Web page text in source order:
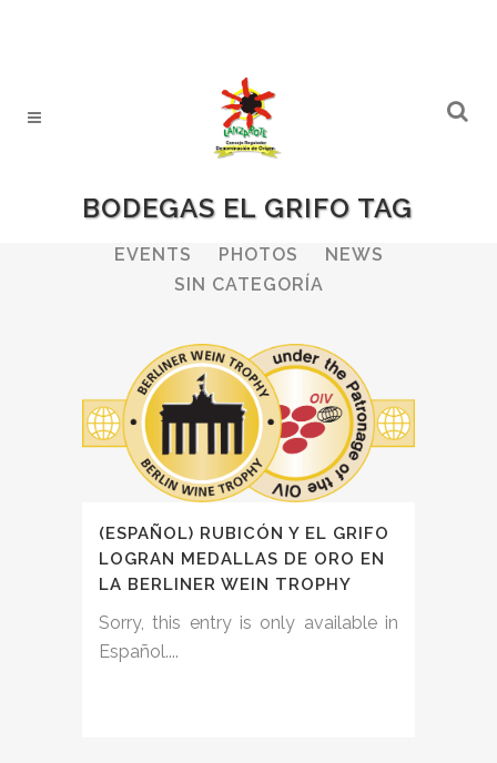
BODEGAS EL GRIFO TAG
ALL WINERIES
BULLETIN
EVENTS
PHOTOS
NEWS
SIN CATEGORÍA
(ESPAÑOL) RUBICÓN Y EL GRIFO
LOGRAN MEDALLAS DE ORO EN
LA BERLINER WEIN TROPHY
Sorry, this entry is only available in
Español....